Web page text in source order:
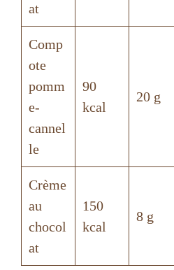
at
Comp
ote
pomm
e-
cannel
le
90
kcal
20 g
Crème
au
chocol
at
150
kcal
8 g